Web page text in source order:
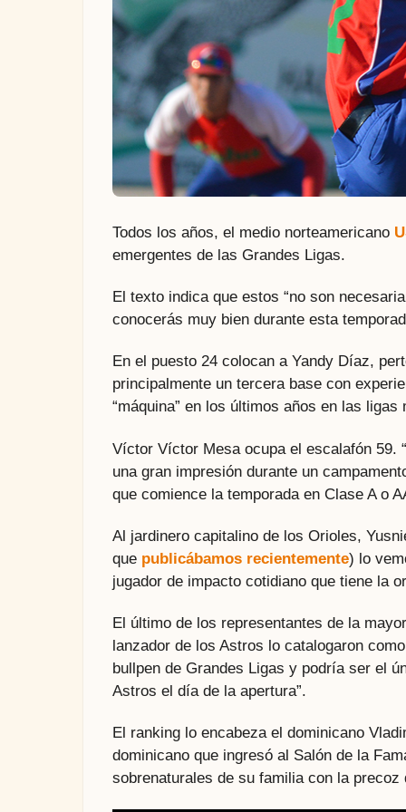
Todos los años, el medio norteamericano
emergentes de las Grandes Ligas.
El texto indica que estos “no son
conocerás muy bien durante esta
En el puesto 24 colocan a Yandy Díaz,
principalmente un tercera base con
“máquina” en los últimos años en las ligas
Víctor Víctor Mesa ocupa el escalafón 59. “
una gran impresión durante un
que comience la temporada en Clase A o
Al jardinero capitalino de los Orioles,
que publicábamos recientemente) lo
jugador de impacto cotidiano que tiene la
El último de los representantes de la
lanzador de los Astros lo catalogaron
bullpen de Grandes Ligas y podría ser el
Astros el día de la apertura”.
El ranking lo encabeza el dominicano
dominicano que ingresó al Salón de la
sobrenaturales de su familia con la precoz